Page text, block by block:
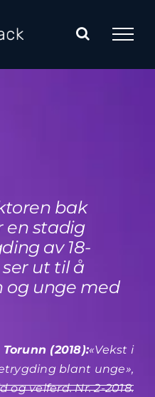
bak
en stadig
av 18-
ut til å
og unge med
(2018):«Vekst i
blant unge»,
og velferd. Nr. 2-2018.